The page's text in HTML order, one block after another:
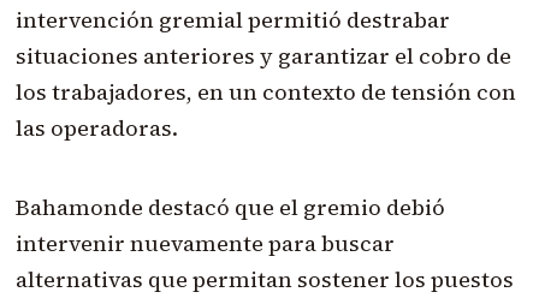
intervención gremial permitió destrabar
situaciones anteriores y garantizar el cobro de
los trabajadores, en un contexto de tensión con
las operadoras.
Bahamonde destacó que el gremio debió
intervenir nuevamente para buscar
alternativas que permitan sostener los puestos